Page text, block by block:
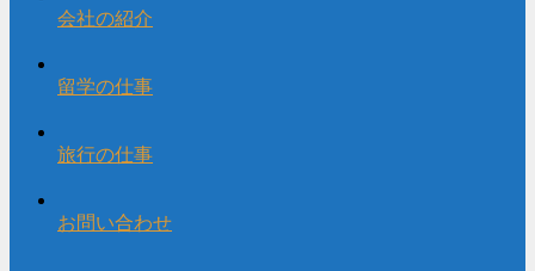
会社の紹介
留学の仕事
旅行の仕事
お問い合わせ